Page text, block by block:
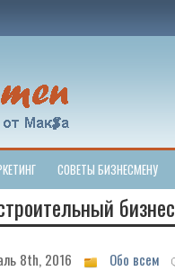
СОВЕТЫ БИЗНЕСМЕНУ
бизнес
8th, 2016 Обо всем